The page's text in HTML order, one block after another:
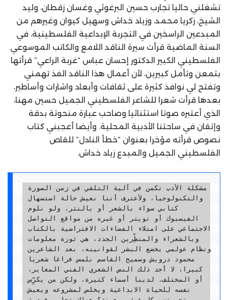
تشغلني حاليا تجارب حسين البرغوثي وغسان زقطان، وليد
الشيخ، زكريا محمد، وزياد خداش وسهيل كيوان وغيرهم من
المبدعين الراسخين في التجربة الإبداعية الفلسطينية، في
السنة الماضية قرأت سيرة الناقد اللامع والكاتب الموسوعي
الفلسطيني الكبير الدكتور إحسان عباس “غربة الراعي” قرأتها
بتمعن وتأمل كبيرين، لأن أعمال هذا الناقد الفذ تهمني
وتفتح لي نوافذ كثيرة على ثقافات وأبعاد واشارات وأساطير،
بعدها قرأت شعرا للشاعر الفلسطيني الجميل حسين مهنا،
الذي أعتبره صوتا استثنائيا وصاحب عبارة منحوتة بدقة
وإتقان في ساحتنا الأدبية المحلية. وأيضا أعجبني كتاب
نصوص قرأته مؤخرا بعنوان “خطأ النادل” للقاص
الفلسطيني الجميل والمبدع زياد خداش.
ونظام عولمي يخضع البشر لقوانينه، بعد الشاعرين
أو المختلف. لدينا أسماء كثيرة، ولكن من يكرِّس
نفسه للحياة الابداعية ويخلص لمشروعه ويعيش